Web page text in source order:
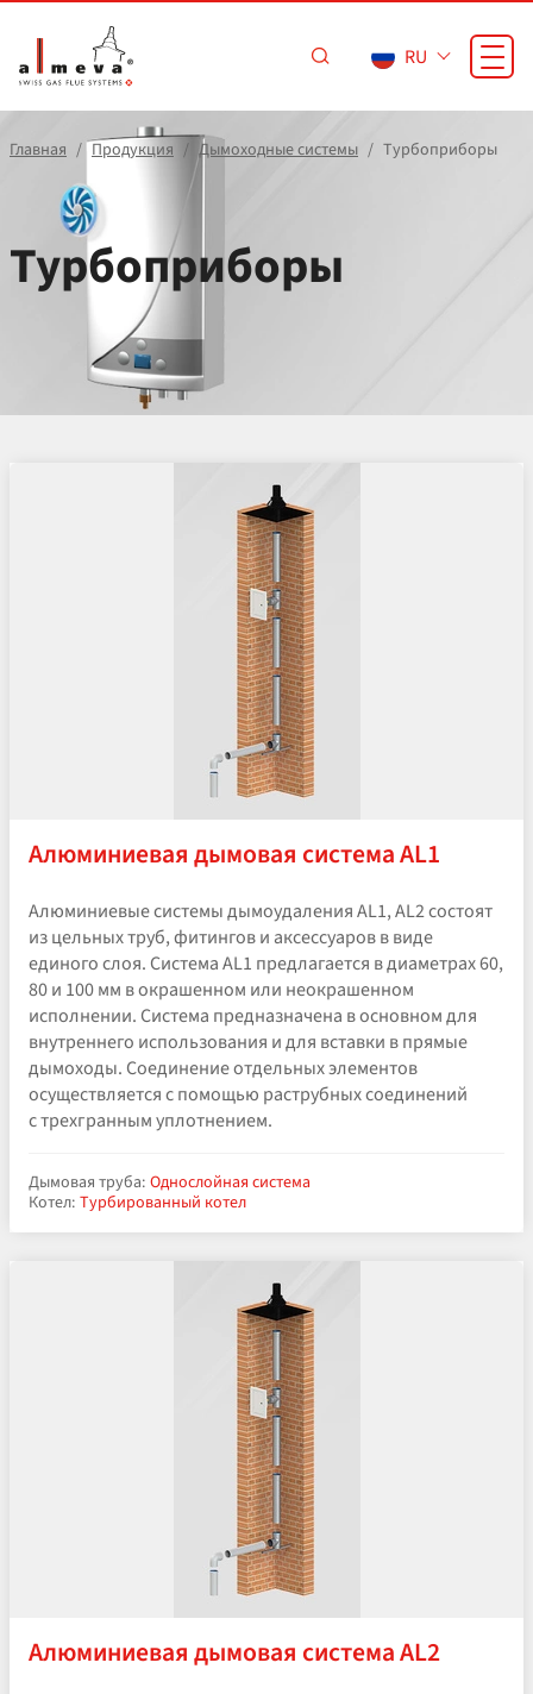
RU
Главная Продукция Дымоходные системы Турбоприборы
Турбоприборы
Алюминиевая дымовая система AL1
Алюминиевые системы дымоудаления AL1, AL2 состоят
из цельных труб, фитингов и аксессуаров в виде
единого слоя. Система AL1 предлагается в диаметрах 60,
80 и 100 мм в окрашенном или неокрашенном
исполнении. Система предназначена в основном для
внутреннего использования и для вставки в прямые
дымоходы. Соединение отдельных элементов
осуществляется с помощью раструбных соединений
с трехгранным уплотнением.
Дымовая труба: Однослойная система
Котел: Турбированный котел
Алюминиевая дымовая система AL2